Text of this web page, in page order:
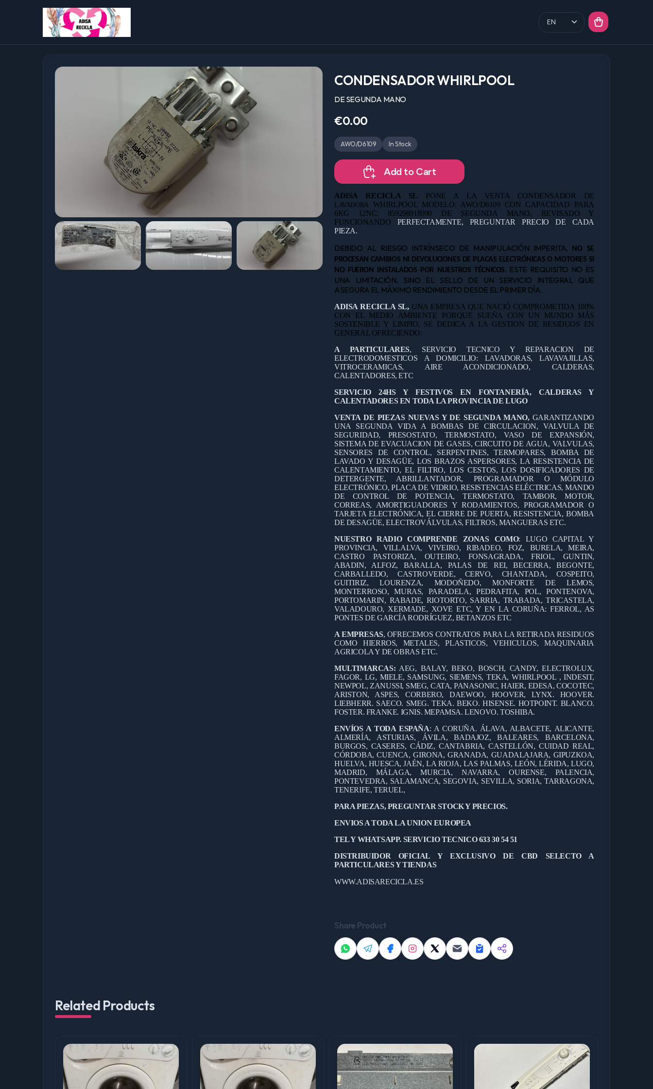
CONDENSADOR WHIRLPOOL
DE SEGUNDA MANO
€0.00
AWO/D6109 In Stock
Add to Cart
ADISA RECICLA SL PONE A LA VENTA CONDENSADOR DE
LAVADORA WHIRLPOOL MODELO: AWO/D6109 CON CAPACIDAD PARA
6KG 12NC: 859298918990 DE SEGUNDA MANO, REVISADO Y
FUNCIONANDO PERFECTAMENTE, PREGUNTAR PRECIO DE CADA
PIEZA.
DEBIDO AL RIESGO INTRÍNSECO DE MANIPULACIÓN IMPERITA,
NO SE
PROCESAN CAMBIOS NI DEVOLUCIONES DE PLACAS ELECTRÓNICAS O MOTORES SI
NO FUERON INSTALADOS POR NUESTROS TÉCNICOS. ESTE REQUISITO NO ES
UNA LIMITACIÓN, SINO EL SELLO DE UN SERVICIO INTEGRAL QUE
ASEGURA EL MÁXIMO RENDIMIENTO DESDE EL PRIMER DÍA.
ADISA RECICLA SL, UNA EMPRESA QUE NACIÓ COMPROMETIDA 100%
CON EL MEDIO AMBIENTE PORQUE SUEÑA CON UN MUNDO MÁS
SOSTENIBLE Y LIMPIO, SE DEDICA A LA GESTION DE RESIDUOS EN
GENERAL OFRECIENDO:
A PARTICULARES, SERVICIO TECNICO Y REPARACION DE
ELECTRODOMESTICOS A DOMICILIO: LAVADORAS, LAVAVAJILLAS,
VITROCERAMICAS, AIRE ACONDICIONADO, CALDERAS,
CALENTADORES, ETC
SERVICIO 24HS Y FESTIVOS EN FONTANERÍA, CALDERAS Y
CALENTADORES EN TODA LA PROVINCIA DE LUGO
VENTA DE PIEZAS NUEVAS Y DE SEGUNDA MANO,GARANTIZANDO
UNA SEGUNDA VIDA A BOMBAS DE CIRCULACION, VALVULA DE
SEGURIDAD, PRESOSTATO, TERMOSTATO, VASO DE EXPANSIÓN,
SISTEMA DE EVACUACION DE GASES, CIRCUITO DE AGUA, VALVULAS,
SENSORES DE CONTROL, SERPENTINES, TERMOPARES, BOMBA DE
LAVADO Y DESAGÜE, LOS BRAZOS ASPERSORES, LA RESISTENCIA DE
CALENTAMIENTO, EL FILTRO, LOS CESTOS, LOS DOSIFICADORES DE
DETERGENTE, ABRILLANTADOR, PROGRAMADOR O MÓDULO
ELECTRÓNICO, PLACA DE VIDRIO, RESISTENCIAS ELÉCTRICAS, MANDO
DE CONTROL DE POTENCIA, TERMOSTATO, TAMBOR, MOTOR,
CORREAS, AMORTIGUADORES Y RODAMIENTOS, PROGRAMADOR O
TARJETA ELECTRÓNICA, EL CIERRE DE PUERTA, RESISTENCIA, BOMBA
DE DESAGÜE, ELECTROVÁLVULAS, FILTROS, MANGUERAS ETC.
NUESTRO RADIO COMPRENDE ZONAS COMO: LUGO CAPITAL Y
PROVINCIA, VILLALVA, VIVEIRO, RIBADEO, FOZ, BURELA, MEIRA,
CASTRO PASTORIZA, OUTEIRO, FONSAGRADA, FRIOL, GUNTIN,
ABADIN, ALFOZ, BARALLA, PALAS DE REI, BECERRA, BEGONTE,
CARBALLEDO, CASTROVERDE, CERVO, CHANTADA, COSPEITO,
GUITIRIZ, LOURENZA, MODOÑEDO, MONFORTE DE LEMOS,
MONTERROSO, MURAS, PARADELA, PEDRAFITA, POL, PONTENOVA,
PORTOMARIN, RABADE, RIOTORTO, SARRIA, TRABADA, TRICASTELA,
VALADOURO, XERMADE, XOVE ETC, Y EN LA CORUÑA: FERROL, AS
PONTES DE GARCÍA RODRÍGUEZ, BETANZOS ETC
A EMPRESAS, OFRECEMOS CONTRATOS PARA LA RETIRADA RESIDUOS
COMO HIERROS, METALES, PLASTICOS, VEHICULOS, MAQUINARIA
AGRICOLA Y DE OBRAS ETC.
MULTIMARCAS: AEG, BALAY, BEKO, BOSCH, CANDY, ELECTROLUX,
FAGOR, LG, MIELE, SAMSUNG, SIEMENS, TEKA, WHIRLPOOL , INDESIT,
NEWPOL, ZANUSSI, SMEG, CATA, PANASONIC, HAIER, EDESA, COCOTEC,
ARISTON, ASPES, CORBERO, DAEWOO, HOOVER, LYNX. HOOVER.
LIEBHERR. SAECO. SMEG. TEKA. BEKO. HISENSE. HOTPOINT. BLANCO.
FOSTER. FRANKE. IGNIS. MEPAMSA. LENOVO. TOSHIBA.
ENVÍOS A TODA ESPAÑA: A CORUÑA. ÁLAVA, ALBACETE, ALICANTE,
ALMERÍA, ASTURIAS, ÁVILA, BADAJOZ, BALEARES, BARCELONA,
BURGOS, CASERES, CÁDIZ, CANTABRIA, CASTELLÓN, CUIDAD REAL,
CÓRDOBA, CUENCA, GIRONA, GRANADA, GUADALAJARA, GIPUZKOA,
HUELVA, HUESCA, JAÉN, LA RIOJA, LAS PALMAS, LEÓN, LÉRIDA, LUGO,
MADRID, MÁLAGA, MURCIA, NAVARRA, OURENSE, PALENCIA,
PONTEVEDRA, SALAMANCA, SEGOVIA, SEVILLA, SORIA, TARRAGONA,
TENERIFE, TERUEL,
PARA PIEZAS, PREGUNTAR STOCK Y PRECIOS.
ENVIOS A TODA LA UNION EUROPEA
TEL Y WHATSAPP. SERVICIO TECNICO 633 30 54 51
DISTRIBUIDOR OFICIAL Y EXCLUSIVO DE CBD SELECTO A
PARTICULARES Y TIENDAS
WWW.ADISARECICLA.ES
Share Product
Related Products